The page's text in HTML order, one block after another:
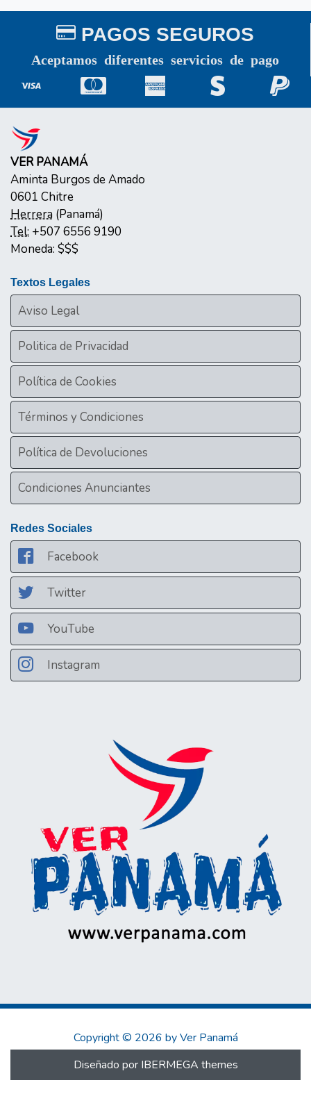
PAGOS SEGUROS
Aceptamos diferentes servicios de pago
VER PANAMÁ
Aminta Burgos de Amado
0601 Chitre
Herrera (Panamá)
Tel: +507 6556 9190
Moneda: $$$
Textos Legales
Aviso Legal
Politica de Privacidad
Política de Cookies
Términos y Condiciones
Política de Devoluciones
Condiciones Anunciantes
Redes Sociales
Facebook
Twitter
YouTube
Instagram
Copyright © 2026 by Ver Panamá
Diseñado por IBERMEGA themes